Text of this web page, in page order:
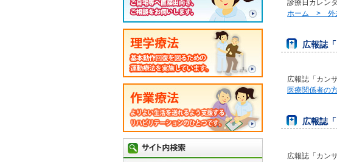
診療日カレン
ホーム > 外
広報誌
広報誌「カン
医療関係者
広報誌
広報誌「カン